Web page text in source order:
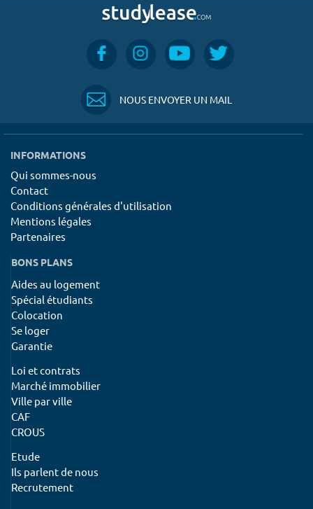
NOUS ENVOYER UN MAIL
INFORMATIONS
Qui sommes-nous
Contact
Conditions générales d'utilisation
Mentions légales
Partenaires
BONS PLANS
Aides au logement
Spécial étudiants
Colocation
Se loger
Garantie
Loi et contrats
Marché immobilier
Ville par ville
CAF
CROUS
Etude
Ils parlent de nous
Recrutement